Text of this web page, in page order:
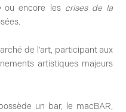
ou encore les crises de la
de l’art, participant aux
artistiques majeurs
un bar, le macBAR,